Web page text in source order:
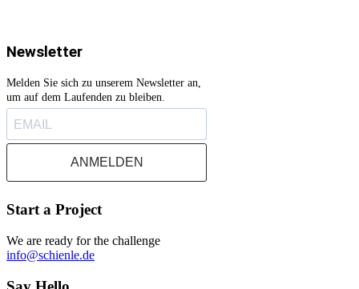
Newsletter
Melden Sie sich zu unserem Newsletter an,
um auf dem Laufenden zu bleiben.
ANMELDEN
Start a Project
We are ready for the challenge
info@schienle.de